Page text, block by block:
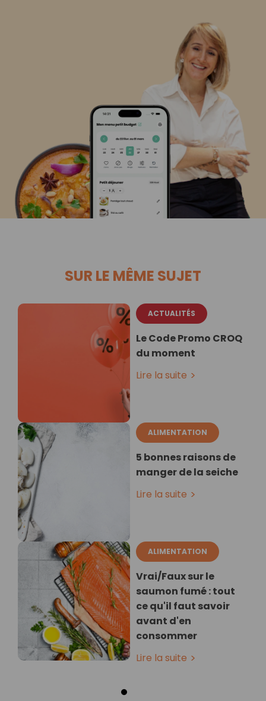
SUR LE MÊME SUJET
ACTUALITÉS
Le Code Promo CROQ
du moment
Lire la suite
ALIMENTATION
5 bonnes raisons de
manger de la seiche
Lire la suite
ALIMENTATION
Vrai/Faux sur le
saumon fumé : tout
ce qu'il faut savoir
avant d'en
consommer
Lire la suite